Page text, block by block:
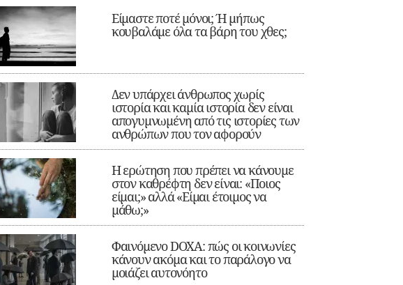
Είμαστε ποτέ μόνοι; Ή μήπως
κουβαλάμε όλα τα βάρη του χθες;
Δεν υπάρχει άνθρωπος χωρίς
ιστορία και καμία ιστορία δεν είναι
απογυμνωμένη από τις ιστορίες των
ανθρώπων που τον αφορούν
Η ερώτηση που πρέπει να κάνουμε
στον καθρέφτη δεν είναι: «Ποιος
είμαι;» αλλά «Είμαι έτοιμος να
μάθω;»
Φαινόμενο DOXA: πώς οι κοινωνίες
κάνουν ακόμα και το παράλογο να
μοιάζει αυτονόητο